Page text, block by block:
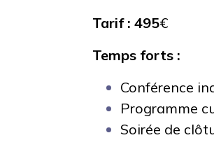
Tarif : 495€
Temps forts :
Conférence
Programme
Soirée de